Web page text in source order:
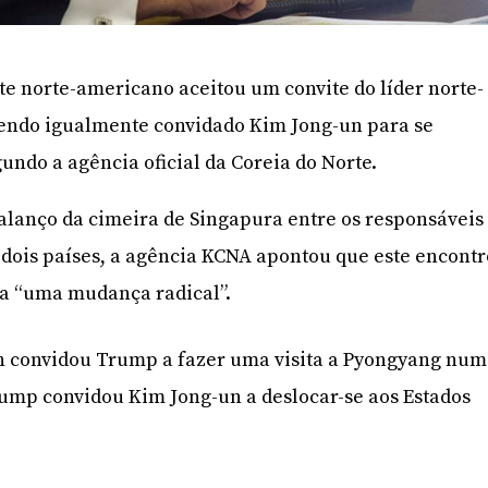
norte-americano aceitou um convite do líder norte-
igualmente convidado Kim Jong-un para se
a agência oficial da Coreia do Norte.
da cimeira de Singapura entre os responsáveis
países, a agência KCNA apontou que este
“uma mudança radical”.
convidou Trump a fazer uma visita a Pyongyang num
convidou Kim Jong-un a deslocar-se aos Estados